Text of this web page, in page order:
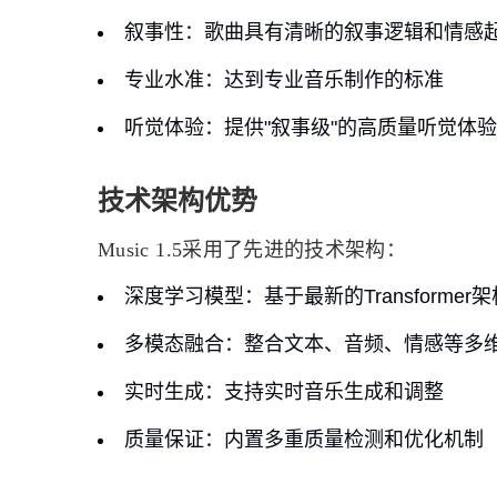
叙事性 ：歌曲具有清晰的叙事逻辑和情感
专业水准 ：达到专业音乐制作的标准
听觉体验：提供"叙事级"的高质量听觉体验
技术架构优势
Music 1.5采用了先进的技术架构：
深度学习模型 ：基于最新的Transformer架
多模态融合：整合文本、音频、情感等多
实时生成：支持实时音乐生成和调整
质量保证 ：内置多重质量检测和优化机制